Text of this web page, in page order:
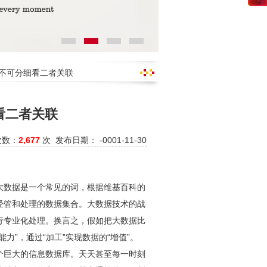
可分细看二者关联
二者关联
： 2,677 次 发布日期： -0001-11-30
据是一个常见的词，根据维基百科的
和处理的数据集合。大数据技术的战
业化处理。换言之，假如把大数据比
”，通过“加工”实现数据的“增值”。
大的信息数据库。天天甚至每一时刻